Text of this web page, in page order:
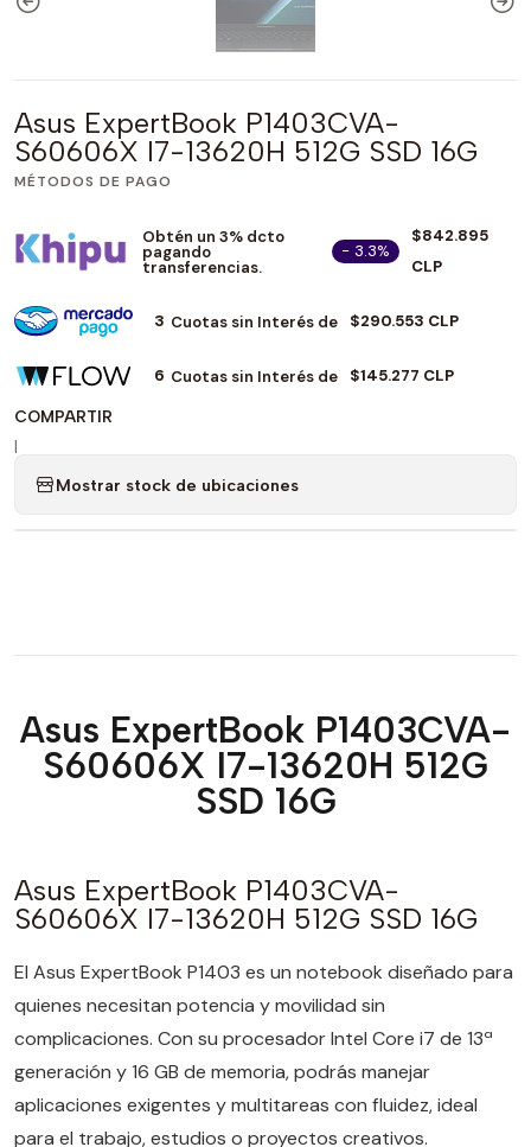
Asus ExpertBook P1403CVA-
S60606X I7-13620H 512G SSD 16G
MÉTODOS DE PAGO
Obtén un 3% dcto
pagando
transferencias.
- 3.3%
$842.895
CLP
3 Cuotas sin Interés de $290.553 CLP
6 Cuotas sin Interés de $145.277 CLP
COMPARTIR
|
Mostrar stock de ubicaciones
Asus ExpertBook P1403CVA-
S60606X I7-13620H 512G
SSD 16G
Asus ExpertBook P1403CVA-
S60606X I7-13620H 512G SSD 16G
El Asus ExpertBook P1403 es un notebook diseñado para
quienes necesitan potencia y movilidad sin
complicaciones. Con su procesador Intel Core i7 de 13ª
generación y 16 GB de memoria, podrás manejar
aplicaciones exigentes y multitareas con fluidez, ideal
para el trabajo, estudios o proyectos creativos.